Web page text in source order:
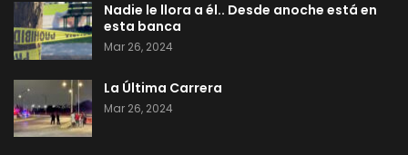
Nadie le llora a él.. Desde anoche está en
esta banca
Mar 26, 2024
La Última Carrera
Mar 26, 2024